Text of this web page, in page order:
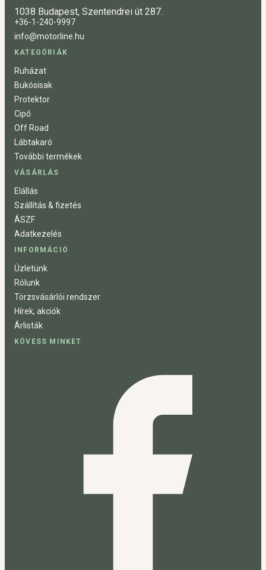
1038 Budapest, Szentendrei út 287.
+36-1-240-9997
info@motorline.hu
KATEGÓRIÁK
Ruházat
Bukósisak
Protektor
Cipő
Off Road
Lábtakaró
További termékek
VÁSÁRLÁS
Elállás
Szállítás & fizetés
ÁSZF
Adatkezelés
INFORMÁCIÓ
Üzletünk
Rólunk
Törzsvásárlói rendszer
Hírek, akciók
Árlisták
KÖVESS MINKET